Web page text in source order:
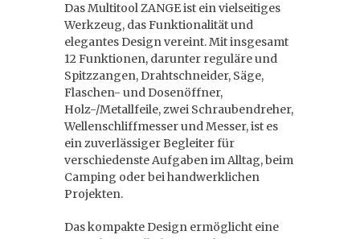
Das Multitool ZANGE ist ein vielseitiges
Werkzeug, das Funktionalität und
elegantes Design vereint. Mit insgesamt
12 Funktionen, darunter reguläre und
Spitzzangen, Drahtschneider, Säge,
Flaschen- und Dosenöffner,
Holz-/Metallfeile, zwei Schraubendreher,
Wellenschliffmesser und Messer, ist es
ein zuverlässiger Begleiter für
verschiedenste Aufgaben im Alltag, beim
Camping oder bei handwerklichen
Projekten.
Das kompakte Design ermöglicht eine